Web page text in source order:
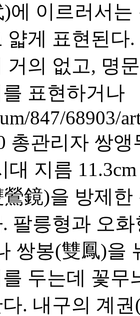
에 이르러서
얇게 표현된다
의 없고, 명
표현하거나
847/68903/
총관리자 쌍앵
대 지름
鏡)을 방제
팔릉형과 오
쌍봉(雙鳳)을
두는데 꽃
. 내구의 계